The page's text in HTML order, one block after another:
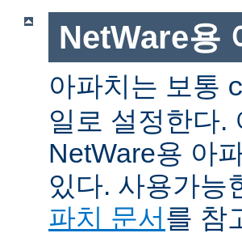
NetWare용
아파치는 보통
일로 설정한다.
NetWare용 아
있다. 사용가능
파치 문서를 참